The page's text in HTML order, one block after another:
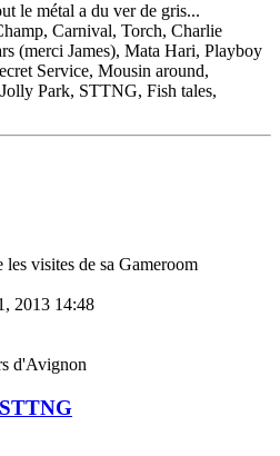
le métal a du ver de gris...
Carnival, Torch, Charlie
(merci James), Mata Hari, Playboy
Service, Mousin around,
Park, STTNG, Fish tales,
2013 14:48
d'Avignon